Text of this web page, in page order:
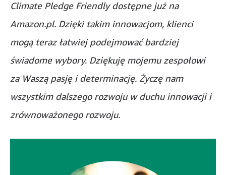
Climate Pledge Friendly dostępne już na
Amazon.pl. Dzięki takim innowacjom, klienci
mogą teraz łatwiej podejmować bardziej
świadome wybory. Dziękuję mojemu zespołowi
za Waszą pasję i determinację. Życzę nam
wszystkim dalszego rozwoju w duchu innowacji i
zrównoważonego rozwoju.